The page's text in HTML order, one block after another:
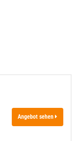
Angebot sehen